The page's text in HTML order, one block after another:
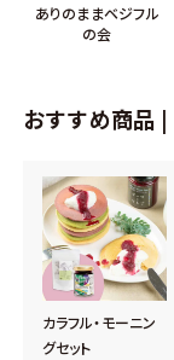
ありのままベジフル
の会
おすすめ商品 |
カラフル・モーニン
グセット